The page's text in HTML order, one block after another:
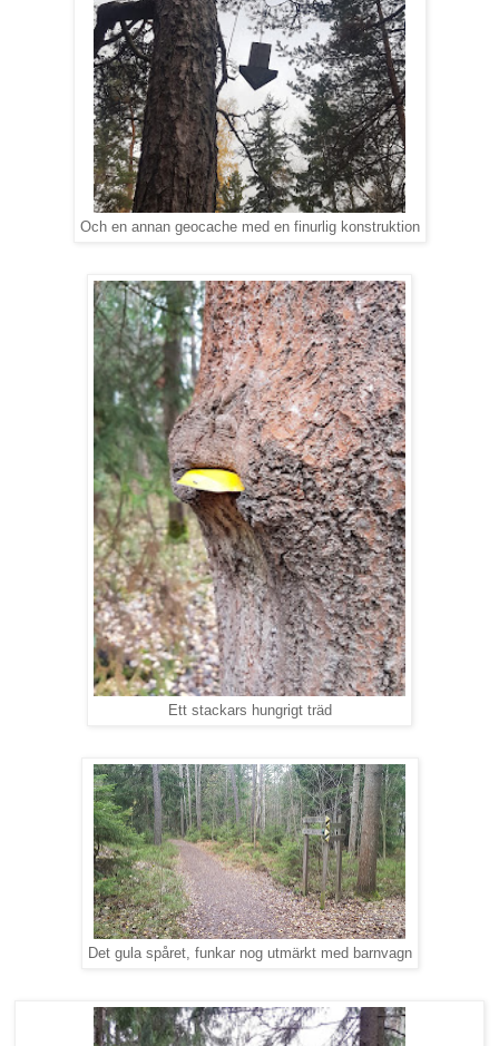
Och en annan geocache med en finurlig konstruktion
Ett stackars hungrigt träd
Det gula spåret, funkar nog utmärkt med barnvagn